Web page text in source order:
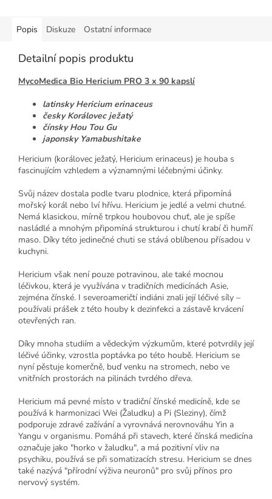
Popis Diskuze Ostatní informace
Detailní popis produktu
MycoMedica Bio Hericium PRO 3 x 90 kapslí
latinsky Hericium erinaceus
česky Korálovec ježatý
čínsky Hou Tou Gu
japonsky Yamabushitake
Hericium (korálovec ježatý, Hericium erinaceus) je houba s
fascinujícím vzhledem a významnými léčebnými účinky.
Svůj název dostala podle tvaru plodnice, která připomíná
mořský korál nebo lví hřívu. Hericium je jedlé a velmi chutné.
Nemá klasickou, mírně trpkou houbovou chuť, ale je spíše
nasládlé a mnohým připomíná strukturou i chutí krabí či humří
maso. Díky této jedinečné chuti se stává oblíbenou přísadou v
kuchyni.
Hericium však není pouze potravinou, ale také mocnou
léčivkou, která je využívána v tradičních medicínách Asie,
zejména čínské. I severoameričtí indiáni znali její léčivé síly –
používali prášek z této houby k dezinfekci a zástavě krvácení
otevřených ran.
Díky mnoha studiím a vědeckým výzkumům, které potvrdily její
léčivé účinky, vzrostla poptávka po této houbě. Hericium se
nyní pěstuje komerčně, buď venku na stromech, nebo ve
vnitřních prostorách na pilinách tvrdého dřeva.
Hericium má pevné místo v tradiční čínské medicíně, kde se
používá k harmonizaci Wei (Žaludku) a Pi (Sleziny), čímž
podporuje zdravé zažívání a vyrovnává nerovnováhu Yin a
Yangu v organismu. Pomáhá při stavech, které čínská medicína
označuje jako "horko v žaludku", a má pozitivní vliv na
psychiku, používá se při somatizacích stresu. Hericium se dnes
také nazývá "přírodní výživa neuronů" pro svůj přínos pro
nervový systém.